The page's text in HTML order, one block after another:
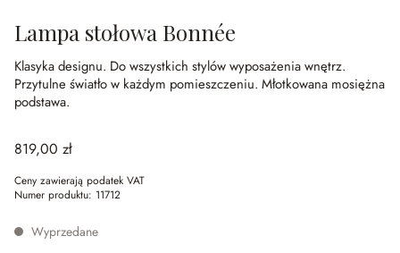
Lampa stołowa Bonnée
Klasyka designu. Do wszystkich stylów wyposażenia wnętrz.
Przytulne światło w każdym pomieszczeniu. Młotkowana mosiężna
podstawa.
819,00 zł
Ceny zawierają podatek VAT
Numer produktu: 11712
Wyprzedane